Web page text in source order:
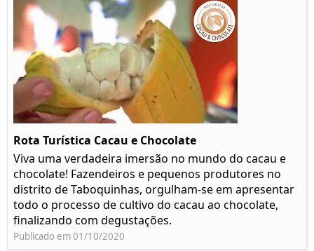
Rota Turística Cacau e Chocolate
Viva uma verdadeira imersão no mundo do cacau e
chocolate! Fazendeiros e pequenos produtores no
distrito de Taboquinhas, orgulham-se em apresentar
todo o processo de cultivo do cacau ao chocolate,
finalizando com degustações.
Publicado em 01/10/2020